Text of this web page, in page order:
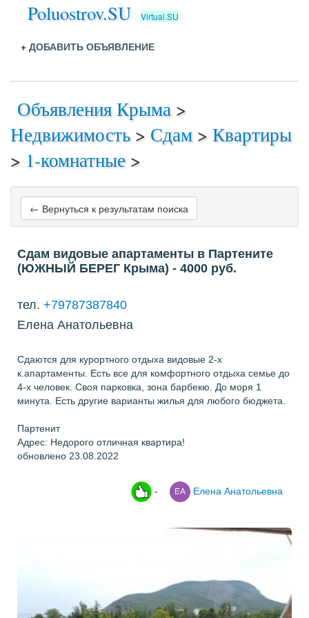
Poluostrov.SU Virtual.SU
+ ДОБАВИТЬ ОБЪЯВЛЕНИЕ
Объявления Крыма >
Недвижимость> Сдам > Квартиры
> 1-комнатные>
← Вернуться к результатам поиска
Сдам видовые апартаменты в Партените
(ЮЖНЫЙ БЕРЕГ Крыма) - 4000 руб.
тел. +79787387840
Елена Анатольевна
Сдаются для курортного отдыха видовые 2-х
к.апартаменты. Есть все для комфортного отдыха семье до
4-х человек. Своя парковка, зона барбекю. До моря 1
минута. Есть другие варианты жилья для любого бюджета.
Партенит
Адрес: Недорого отличная квартира!
обновлено 23.08.2022
- Елена Анатольевна